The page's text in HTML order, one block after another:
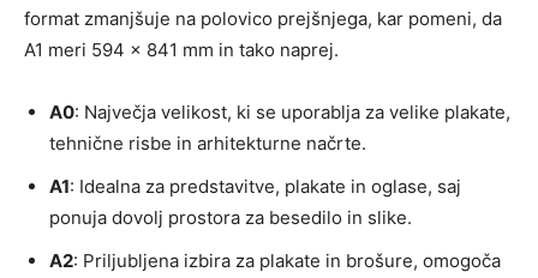
format zmanjšuje na polovico prejšnjega, kar pomeni, da
A1 meri 594 x 841 mm in tako naprej.
A0: Največja velikost, ki se uporablja za velike plakate,
tehnične risbe in arhitekturne načrte.
A1: Idealna za predstavitve, plakate in oglase, saj
ponuja dovolj prostora za besedilo in slike.
A2: Priljubljena izbira za plakate in brošure, omogoča